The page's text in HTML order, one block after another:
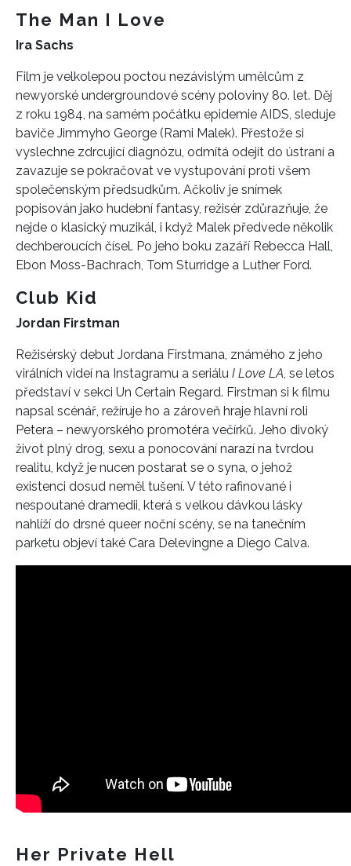
The Man I Love
Ira Sachs
Film je velkolepou poctou nezávislým umělcům z
newyorské undergroundové scény poloviny 80. let. Děj
z roku 1984, na samém počátku epidemie AIDS, sleduje
baviče Jimmyho George (Rami Malek). Přestože si
vyslechne zdrcující diagnózu, odmítá odejít do ústraní a
zavazuje se pokračovat ve vystupování proti všem
společenským předsudkům. Ačkoliv je snímek
popisován jako hudební fantasy, režisér zdůrazňuje, že
nejde o klasický muzikál, i když Malek předvede několik
dechberoucích čísel. Po jeho boku zazáří Rebecca Hall,
Ebon Moss-Bachrach, Tom Sturridge a Luther Ford.
Club Kid
Jordan Firstman
Režisérský debut Jordana Firstmana, známého z jeho
virálních videí na Instagramu a seriálu I Love LA, se letos
představí v sekci Un Certain Regard. Firstman si k filmu
napsal scénář, režíruje ho a zároveň hraje hlavní roli
Petera – newyorského promotéra večírků. Jeho divoký
život plný drog, sexu a ponocování narazí na tvrdou
realitu, když je nucen postarat se o syna, o jehož
existenci dosud neměl tušení. V této rafinované i
nespoutané dramedii, která s velkou dávkou lásky
nahlíží do drsné queer noční scény, se na tanečním
parketu objeví také Cara Delevingne a Diego Calva.
Her Private Hell